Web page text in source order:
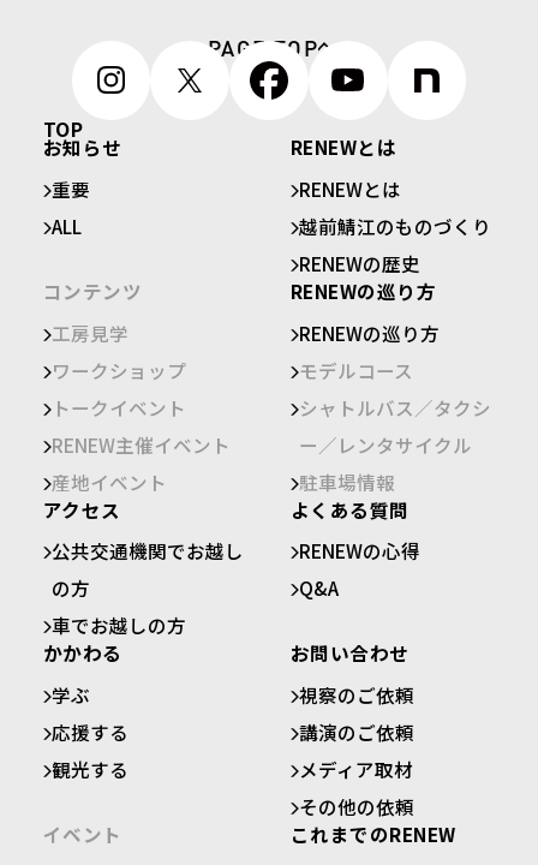
PAGE TOP
TOP
お知らせ
重要
ALL
RENEWとは
RENEWとは
越前鯖江のものづくり
RENEWの歴史
コンテンツ
工房見学
ワークショップ
トークイベント
RENEW主催イベント
産地イベント
RENEWの巡り方
RENEWの巡り方
モデルコース
シャトルバス／タクシ
ー／レンタサイクル
駐車場情報
アクセス
公共交通機関でお越し
の方
車でお越しの方
よくある質問
RENEWの心得
Q&A
かかわる
学ぶ
応援する
観光する
お問い合わせ
視察のご依頼
講演のご依頼
メディア取材
その他の依頼
イベント
これまでのRENEW